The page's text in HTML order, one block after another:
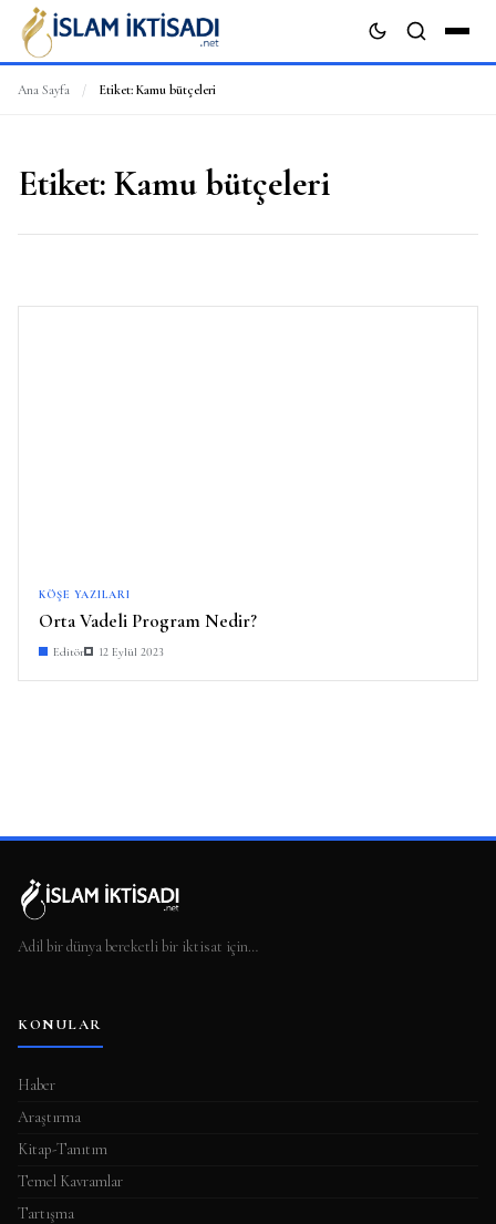
Ana Sayfa / Etiket: Kamu bütçeleri
Etiket: Kamu bütçeleri
KÖŞE YAZILARI
Orta Vadeli Program Nedir?
Editör 12 Eylül 2023
Adil bir dünya bereketli bir iktisat için…
KONULAR
Haber
Araştırma
Kitap-Tanıtım
Temel Kavramlar
Tartışma